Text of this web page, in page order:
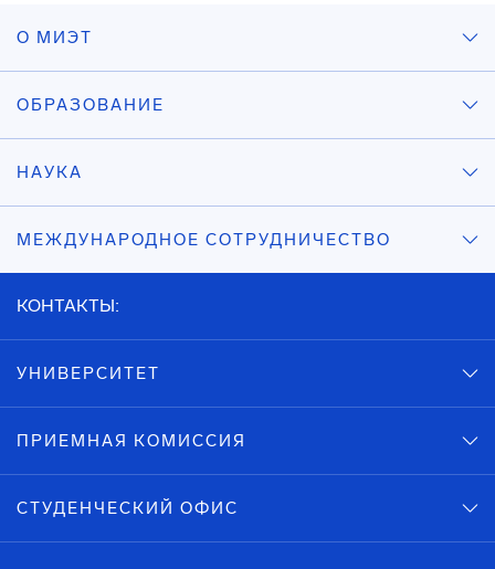
О МИЭТ
ОБРАЗОВАНИЕ
НАУКА
МЕЖДУНАРОДНОЕ СОТРУДНИЧЕСТВО
КОНТАКТЫ:
УНИВЕРСИТЕТ
ПРИЕМНАЯ КОМИССИЯ
СТУДЕНЧЕСКИЙ ОФИС